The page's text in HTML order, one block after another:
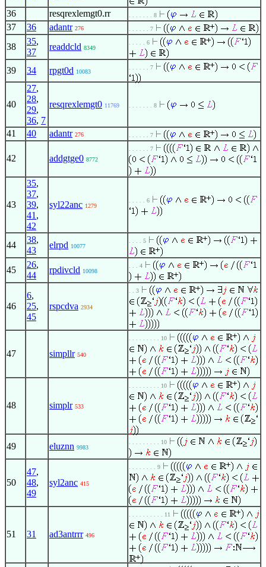
36 resqrexlemgt0.rr . . . . . . . 8
37 36 adantr 276 . . . . . . 7
38
35,
37
readdcld 8349
. . . . . 6
39 34 rpgt0d 10083
. . . . . . 7
40
27,
28,
29,
36, 7
resqrexlemgt0 11769 . . . . . . . 8
41 40 adantr 276 . . . . . . 7
42 addgtge0 8772
. . . . . . 7
43
35,
37,
39,
41 ,
42
syl22anc 1279
. . . . . 6
44
38,
43
elrpd 10077
. . . . 5
45
26,
44
rpdivcld 10098
. . . 4
46
6,
25,
45
rspcdva 2934
. . 3
47 simpllr 540
. . . . . . . . . 10
48 simplr 533
. . . . . . . . . 10
49 eluznn 9983
. . . . . . . . . 10
50
47,
48,
49
syl2anc 415
. . . . . . . . 9
51 31 ad3antrrr 496
. . . . . . . . . . 11